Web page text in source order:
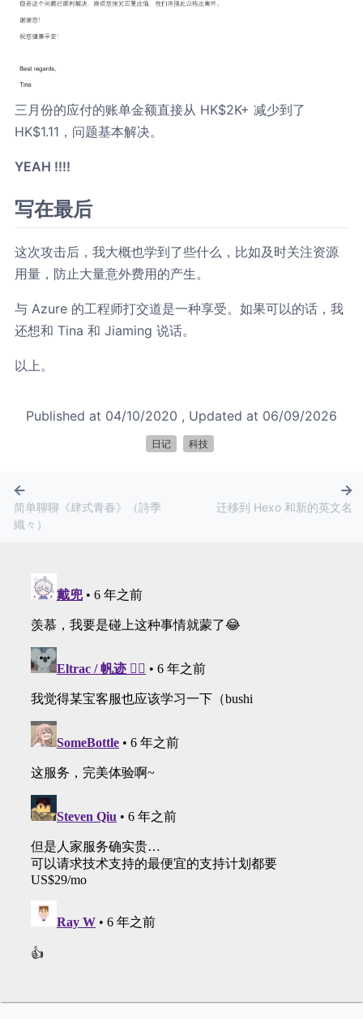
三月份的应付的账单金额直接从 HK$2K+ 减少到了
HK$1.11，问题基本解决。
YEAH !!!!
写在最后
这次攻击后，我大概也学到了些什么，比如及时关注资源
用量，防止大量意外费用的产生。
与 Azure 的工程师打交道是一种享受。如果可以的话，我
还想和 Tina 和 Jiaming 说话。
以上。
Published at 04/10/2020 , Updated at 06/09/2026
日记 科技
简单聊聊《肆式青春》（詩季
織々）
迁移到 Hexo 和新的英文名